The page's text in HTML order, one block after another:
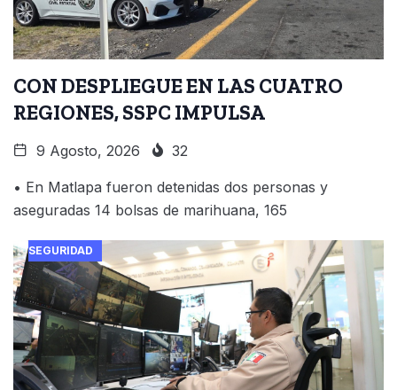
CON DESPLIEGUE EN LAS CUATRO
REGIONES, SSPC IMPULSA
9 Agosto, 2026 32
• En Matlapa fueron detenidas dos personas y
aseguradas 14 bolsas de marihuana, 165
SEGURIDAD